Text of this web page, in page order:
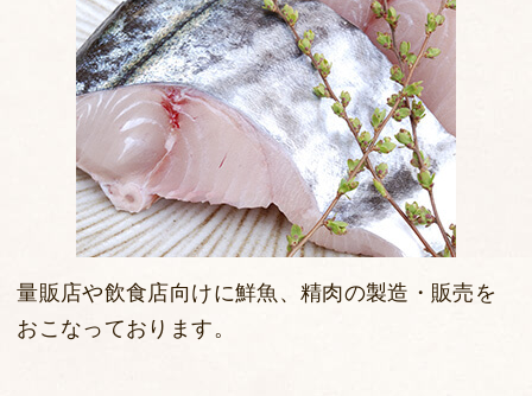
量販店や飲食店向けに鮮魚、精肉の製造・販売を
おこなっております。